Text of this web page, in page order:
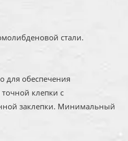
стали.
для обеспечения
клепки с
заклепки. Минимальный